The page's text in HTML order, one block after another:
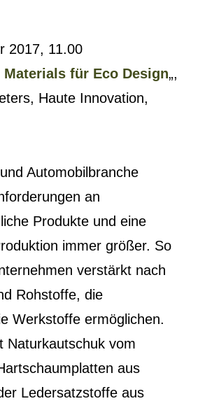
2017, 11.00
für Eco Design„,
Haute Innovation,
Automobilbranche
an
Produkte und eine
immer größer. So
verstärkt nach
Rohstoffe, die
Werkstoffe ermöglichen.
Naturkautschuk vom
aus
Ledersatzstoffe aus